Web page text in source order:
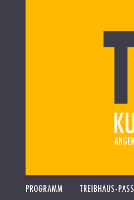
PROGRAMM TREIBHAUS-PASS